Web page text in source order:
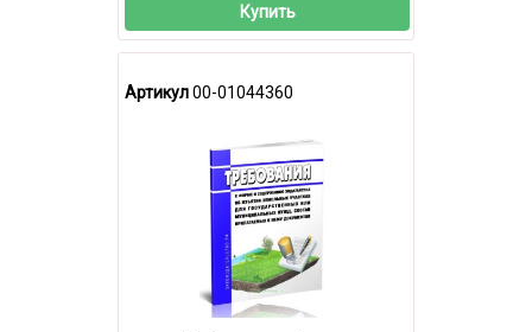
Купить
Артикул00-01044360